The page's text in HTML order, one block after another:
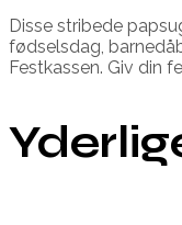
Disse stribede
fødselsdag,
Festkassen. Giv din